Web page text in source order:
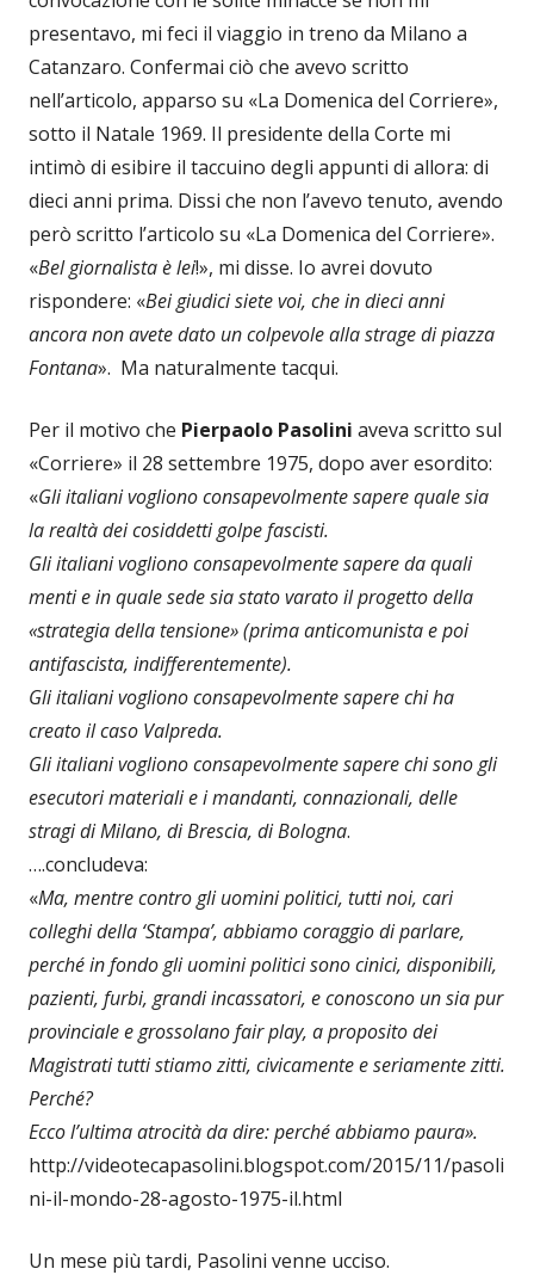
presentavo, mi feci il viaggio in treno da Milano a
Catanzaro. Confermai ciò che avevo scritto
nell’articolo, apparso su «La Domenica del Corriere»,
sotto il Natale 1969. Il presidente della Corte mi
intimò di esibire il taccuino degli appunti di allora: di
dieci anni prima. Dissi che non l’avevo tenuto, avendo
però scritto l’articolo su «La Domenica del Corriere».
«Bel giornalista è lei!», mi disse. Io avrei dovuto
rispondere: «Bei giudici siete voi, che in dieci anni
ancora non avete dato un colpevole alla strage di piazza
Fontana». Ma naturalmente tacqui.
Per il motivo che Pierpaolo Pasolini aveva scritto sul
«Corriere» il 28 settembre 1975, dopo aver esordito:
«Gli italiani vogliono consapevolmente sapere quale sia
la realtà dei cosiddetti golpe fascisti.
Gli italiani vogliono consapevolmente sapere da quali
menti e in quale sede sia stato varato il progetto della
«strategia della tensione» (prima anticomunista e poi
antifascista, indifferentemente).
Gli italiani vogliono consapevolmente sapere chi ha
creato il caso Valpreda.
Gli italiani vogliono consapevolmente sapere chi sono gli
esecutori materiali e i mandanti, connazionali, delle
stragi di Milano, di Brescia, di Bologna.
….concludeva:
«Ma, mentre contro gli uomini politici, tutti noi, cari
colleghi della ‘Stampa’, abbiamo coraggio di parlare,
perché in fondo gli uomini politici sono cinici, disponibili,
pazienti, furbi, grandi incassatori, e conoscono un sia pur
provinciale e grossolano fair play, a proposito dei
Magistrati tutti stiamo zitti, civicamente e seriamente zitti.
Perché?
Ecco l’ultima atrocità da dire: perché abbiamo paura».
http://videotecapasolini.blogspot.com/2015/11/pasoli
ni-il-mondo-28-agosto-1975-il.html
Un mese più tardi, Pasolini venne ucciso.